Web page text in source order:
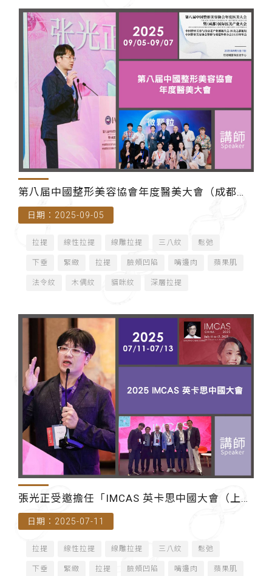
第八届中國整形美容協會年度醫美大會（成都世
紀城國際會議中心）
日期：2025-09-05
拉提 線性拉提 線雕拉提 三八紋 鬆弛
下垂 緊緻 拉提 臉頰凹陷 嘴邊肉 蘋果肌
法令紋 木偶紋 貓咪紋 深層拉提
張光正受邀擔任「IMCAS 英卡思中國大會（上
海）」講師
日期：2025-07-11
拉提 線性拉提 線雕拉提 三八紋 鬆弛
下垂 緊緻 拉提 臉頰凹陷 嘴邊肉 蘋果肌